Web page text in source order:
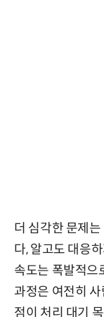
더 심각한 문제
다, 알고도 대응
속도는 폭발적으
과정은 여전히
점이 처리 대기